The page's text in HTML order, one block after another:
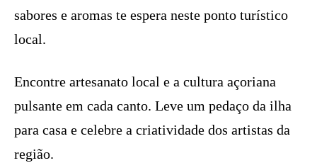
sabores e aromas te espera neste ponto turístico
local.
Encontre artesanato local e a cultura açoriana
pulsante em cada canto. Leve um pedaço da ilha
para casa e celebre a criatividade dos artistas da
região.